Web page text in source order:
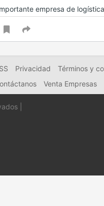
empresa de
Privacidad
Términos y
Venta Empresas
|